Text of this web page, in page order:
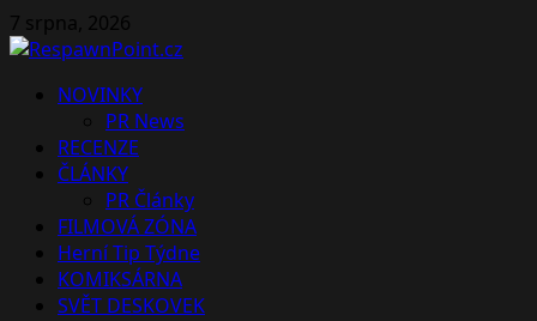
Skip
to
7 srpna, 2026
PrimaryNOVINKY
PR News
RECENZE
ČLÁNKY
PR Články
FILMOVÁ ZÓNA
Herní Tip Týdne
KOMIKSÁRNA
SVĚT DESKOVEK